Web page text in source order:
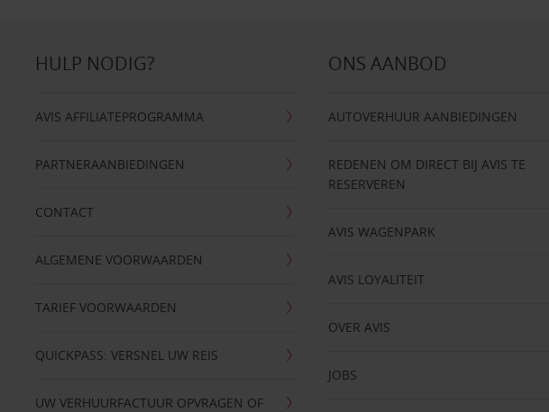
HULP NODIG?
AVIS AFFILIATEPROGRAMMA
PARTNERAANBIEDINGEN
CONTACT
ALGEMENE VOORWAARDEN
TARIEF VOORWAARDEN
QUICKPASS: VERSNEL UW REIS
UW VERHUURFACTUUR OPVRAGEN OF
ONS AANBOD
AUTOVERHUUR AANBIEDINGEN
REDENEN OM DIRECT BIJ AVIS TE
RESERVEREN
AVIS WAGENPARK
AVIS LOYALITEIT
OVER AVIS
JOBS